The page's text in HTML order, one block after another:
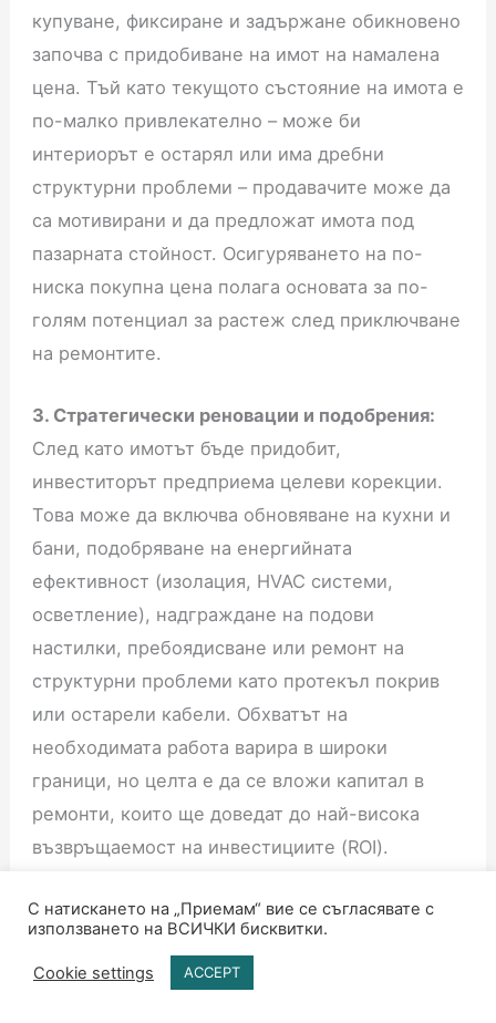
купуване, фиксиране и задържане обикновено
започва с придобиване на имот на намалена
цена. Тъй като текущото състояние на имота е
по-малко привлекателно – може би
интериорът е остарял или има дребни
структурни проблеми – продавачите може да
са мотивирани и да предложат имота под
пазарната стойност. Осигуряването на по-
ниска покупна цена полага основата за по-
голям потенциал за растеж след приключване
на ремонтите.
3. Стратегически реновации и подобрения:
След като имотът бъде придобит,
инвеститорът предприема целеви корекции.
Това може да включва обновяване на кухни и
бани, подобряване на енергийната
ефективност (изолация, HVAC системи,
осветление), надграждане на подови
настилки, пребоядисване или ремонт на
структурни проблеми като протекъл покрив
или остарели кабели. Обхватът на
необходимата работа варира в широки
граници, но целта е да се вложи капитал в
ремонти, които ще доведат до най-висока
възвръщаемост на инвестициите (ROI).
Някои инвеститори следват принципа “80/20” –
фокусиране върху 20% от подобренията, които
ще генерират 80% от стойността. Обичайните
С натискането на „Приемам“ вие се съгласявате с
използването на ВСИЧКИ бисквитки.
Cookie settings ACCEPT